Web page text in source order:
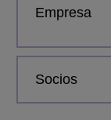
Empresa
Socios